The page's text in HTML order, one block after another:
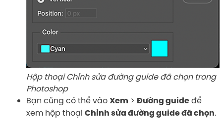
Hộp thoại Chỉnh sửa đường guide đã chọn trong
Photoshop
Bạn cũng có thể vàoXem > Đường guideđể
xem hộp thoại Chỉnh sửa đường guide đã chọn.